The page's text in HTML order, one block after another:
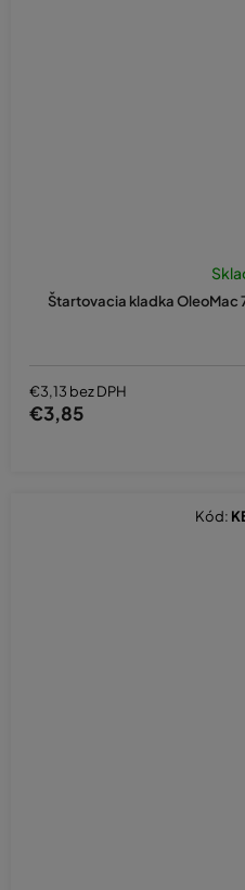
Štartovacia kladka OleoMac
€3,13 bez DPH
€3,85
Kód: